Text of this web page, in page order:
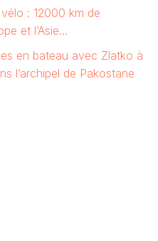
: 12000 km de
et l’Asie…
en bateau avec Zlatko à
l’archipel de Pakostane